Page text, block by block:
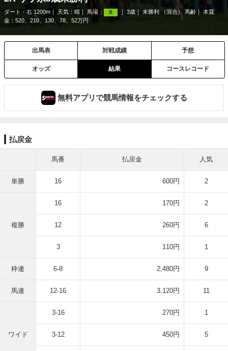
ダート・右 1200m 天気： 晴 馬場： 良 3歳 未勝利 （混合） 馬齢
本賞
金：520、210、130、78、52万円
出馬表 対戦成績 予想
オッズ 結果 コースレコード
無料アプリで競馬情報をチェックする
払戻金
馬番 払戻金 人気
単勝 16 600円 2
複勝
16 170円 2
12 260円 6
3 110円 1
枠連 6-8 2,480円 9
馬連 12-16 3,120円 11
ワイド
3-16 270円 1
3-12 450円 5